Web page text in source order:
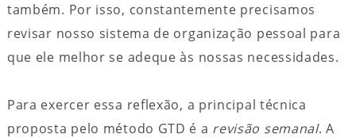
também. Por isso, constantemente precisamos
revisar nosso sistema de organização pessoal para
que ele melhor se adeque às nossas necessidades.
Para exercer essa reflexão, a principal técnica
proposta pelo método GTD é a revisão semanal. A